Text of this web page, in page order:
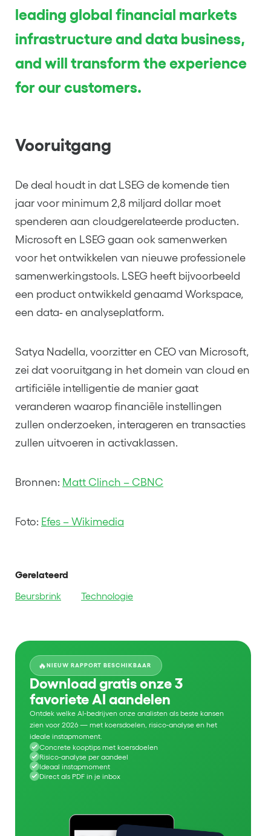
leading global financial markets
infrastructure and data business,
and will transform the experience
for our customers.
Vooruitgang
De deal houdt in dat LSEG de komende tien
jaar voor minimum 2,8 miljard dollar moet
spenderen aan cloudgerelateerde producten.
Microsoft en LSEG gaan ook samenwerken
voor het ontwikkelen van nieuwe professionele
samenwerkingstools. LSEG heeft bijvoorbeeld
een product ontwikkeld genaamd Workspace,
een data- en analyseplatform.
Satya Nadella, voorzitter en CEO van Microsoft,
zei dat vooruitgang in het domein van cloud en
artificiële intelligentie de manier gaat
veranderen waarop financiële instellingen
zullen onderzoeken, interageren en transacties
zullen uitvoeren in activaklassen.
Bronnen: Matt Clinch – CBNC
Foto: Efes – Wikimedia
Gerelateerd
Beursbrink
Technologie
🔥NIEUW RAPPORT BESCHIKBAAR
Download gratis onze 3
favoriete AI aandelen
Ontdek welke AI-bedrijven onze analisten als beste kansen
zien voor 2026 — met koersdoelen, risico-analyse en het
ideale instapmoment.
Concrete kooptips met koersdoelen
Risico-analyse per aandeel
Ideaal instapmoment
Direct als PDF in je inbox